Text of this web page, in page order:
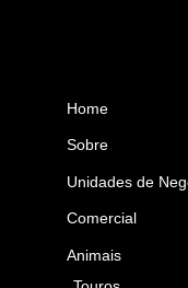
Home
Sobre
Unidades de
Comercial
Animais